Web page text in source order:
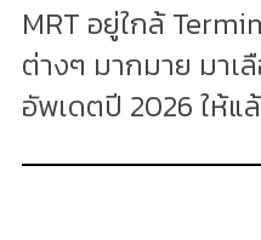
MRT อยู่ใกล้
ต่างๆ มากมาย มาเ
อัพเดตปี 2026 ให้แ